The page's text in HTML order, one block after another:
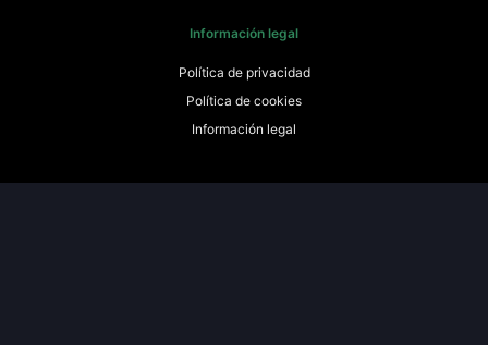
Información legal
Política de privacidad
Política de cookies
Información legal